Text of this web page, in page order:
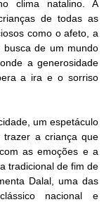
clima natalino. A
de todas as
como o afeto, a
de um mundo
a generosidade
a ira e o sorriso
um espetáculo
a criança que
as emoções e a
tradicional de fim de
Dalal, uma das
nacional e